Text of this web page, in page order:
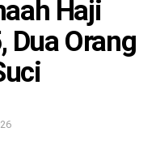
Haji
Dua Orang